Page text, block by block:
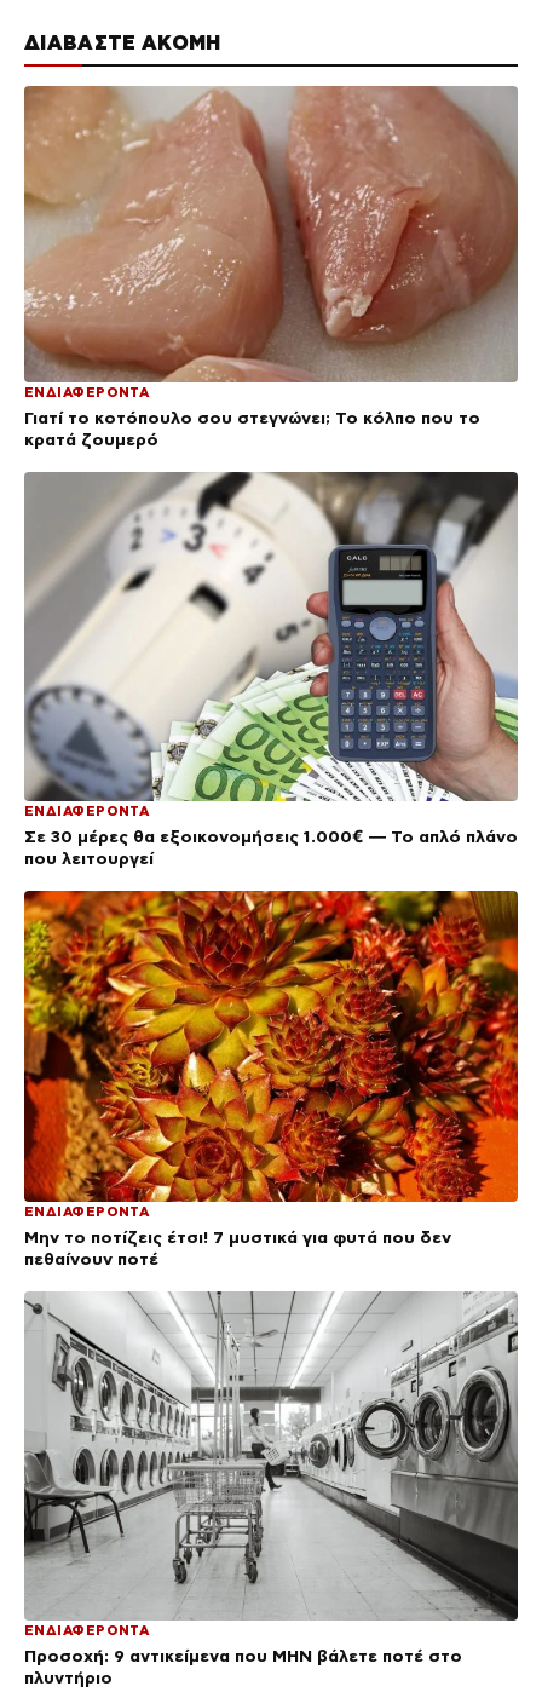
ΔΙΑΒΑΣΤΕ ΑΚΟΜΗ
ΕΝΔΙΑΦΕΡΟΝΤΑ
Γιατί το κοτόπουλο σου στεγνώνει; Το κόλπο που το
κρατά ζουμερό
ΕΝΔΙΑΦΕΡΟΝΤΑ
Σε 30 μέρες θα εξοικονομήσεις 1.000€ — Το απλό πλάνο
που λειτουργεί
ΕΝΔΙΑΦΕΡΟΝΤΑ
Μην το ποτίζεις έτσι! 7 μυστικά για φυτά που δεν
πεθαίνουν ποτέ
ΕΝΔΙΑΦΕΡΟΝΤΑ
Προσοχή: 9 αντικείμενα που ΜΗΝ βάλετε ποτέ στο
πλυντήριο